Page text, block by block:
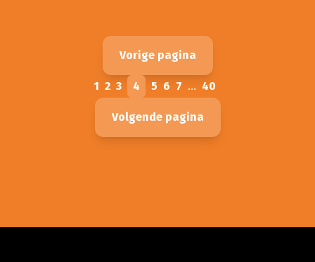
Vorige pagina
1 2 3 4 5 6 7 ... 40
Volgende pagina